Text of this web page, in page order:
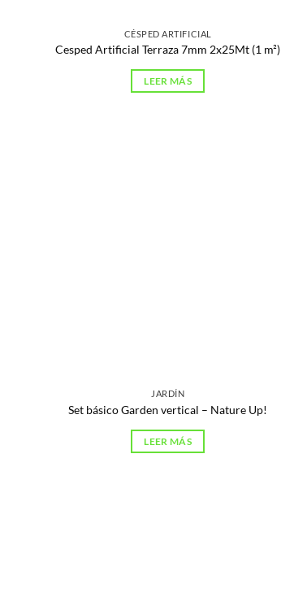
CÉSPED ARTIFICIAL
Cesped Artificial Terraza 7mm 2x25Mt (1 m²)
LEER MÁS
JARDÍN
Set básico Garden vertical – Nature Up!
LEER MÁS